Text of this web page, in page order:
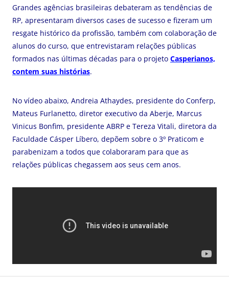
Grandes agências brasileiras debateram as tendências de
RP, apresentaram diversos cases de sucesso e fizeram um
resgate histórico da profissão, também com colaboração de
alunos do curso, que entrevistaram relações públicas
formados nas últimas décadas para o projeto Casperianos,
contem suas histórias.
No vídeo abaixo, Andreia Athaydes, presidente do Conferp,
Mateus Furlanetto, diretor executivo da Aberje, Marcus
Vinicus Bonfim, presidente ABRP e Tereza Vitali, diretora da
Faculdade Cásper Líbero, depõem sobre o 3º Praticom e
parabenizam a todos que colaboraram para que as
relações públicas chegassem aos seus cem anos.